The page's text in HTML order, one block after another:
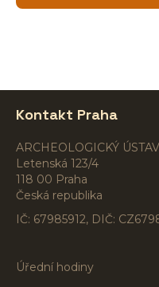
Kontakt Praha
ARCHEOLOGICKÝ
Letenská 123/4
118 00 Praha
Česká republika
IČ: 67985912, DIČ:
Úřední hodiny